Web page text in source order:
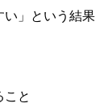
い」という結果
こと